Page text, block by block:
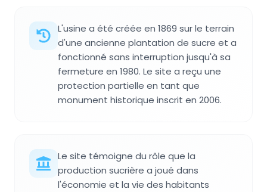
L'usine a été créée en 1869 sur le terrain
d'une ancienne plantation de sucre et a
fonctionné sans interruption jusqu'à sa
fermeture en 1980. Le site a reçu une
protection partielle en tant que
monument historique inscrit en 2006.
Le site témoigne du rôle que la
production sucrière a joué dans
l'économie et la vie des habitants